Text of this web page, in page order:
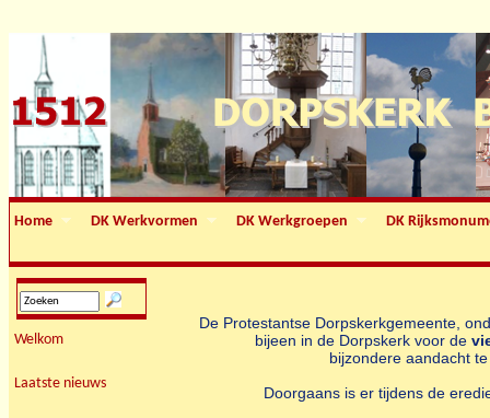
Home DK Werkvormen DK Werkgroepen DK
Welkom
Laatste nieuws
De Protestantse Dorpskerkgemeente,
bijeen in de Dorpskerk voor de
bijzondere aandacht
Doorgaans is er tijdens de